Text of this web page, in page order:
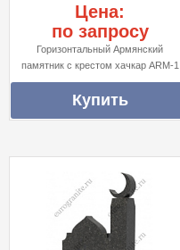
Цена:
по запросу
Горизонтальный Армянский
памятник с крестом хачкар ARM-1